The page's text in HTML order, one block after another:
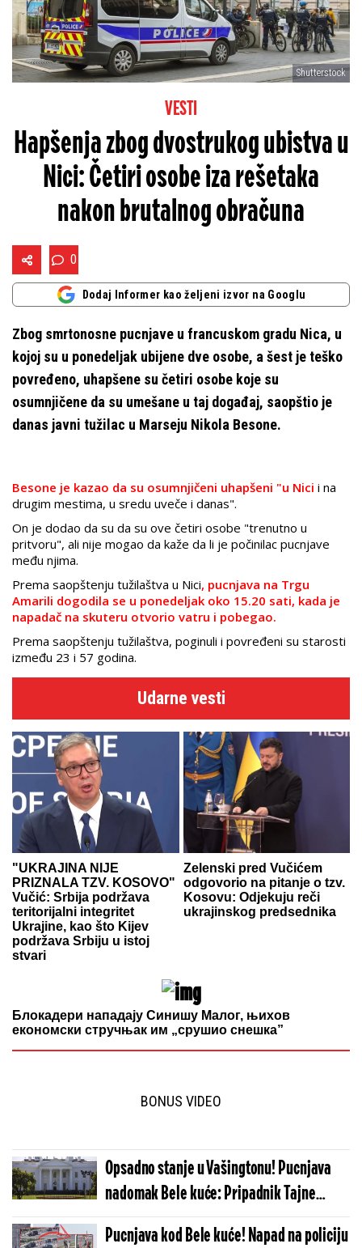
Shutterstock
VESTI
Hapšenja zbog dvostrukog ubistva u
Nici: Četiri osobe iza rešetaka
nakon brutalnog obračuna
0
Dodaj Informer kao željeni izvor na Googlu
Zbog smrtonosne pucnjave u francuskom gradu Nica, u
kojoj su u ponedeljak ubijene dve osobe, a šest je teško
povređeno, uhapšene su četiri osobe koje su
osumnjičene da su umešane u taj događaj, saopštio je
danas javni tužilac u Marseju Nikola Besone.
Besone je kazao da su osumnjičeni uhapšeni "u Nici i na
drugim mestima, u sredu uveče i danas".
On je dodao da su da su ove četiri osobe "trenutno u
pritvoru", ali nije mogao da kaže da li je počinilac pucnjave
među njima.
Prema saopštenju tužilaštva u Nici, pucnjava na Trgu
Amarili dogodila se u ponedeljak oko 15.20 sati, kada je
napadač na skuteru otvorio vatru i pobegao.
Prema saopštenju tužilaštva, poginuli i povređeni su starosti
između 23 i 57 godina.
Udarne vesti
"UKRAJINA NIJE
PRIZNALA TZV. KOSOVO"
Vučić: Srbija podržava
teritorijalni integritet
Ukrajine, kao što Kijev
podržava Srbiju u istoj
stvari
Zelenski pred Vučićem
odgovorio na pitanje o tzv.
Kosovu: Odjekuju reči
ukrajinskog predsednika
Блокадери нападају Синишу Малог, њихов
економски стручњак им „срушио снешка”
BONUS VIDEO
Opsadno stanje u Vašingtonu! Pucnjava
nadomak Bele kuće: Pripadnik Tajne
službe povukao obarač
Pucnjava kod Bele kuće! Napad na policiju